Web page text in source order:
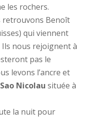
les rochers.
retrouvons Benoît
qui viennent
Ils nous rejoignent à
pas le
levons l’ancre et
Nicolau située à
la nuit pour